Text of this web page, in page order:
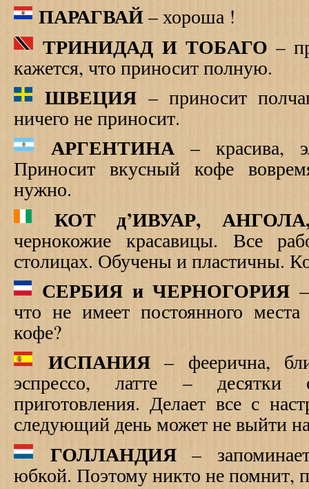
ПАРАГВАЙ– хороша !
ТРИНИДАД И ТОБАГО –
кажется, что приносит полную.
ШВЕЦИЯ – приносит
ничего не приносит.
АРГЕНТИНА – красива,
Приносит вкусный кофе
нужно.
КОТ д’ИВУАР,
чернокожие красавицы. Все
столицах. Обучены и пластичны.
СЕРБИЯ и ЧЕРНОГОРИЯ
что не имеет постоянного
кофе?
ИСПАНИЯ– феерична,
эспрессо, латте – десятки
приготовления. Делает все с
следующий день может не выйти
ГОЛЛАНДИЯ–
юбкой. Поэтому никто не помнит,